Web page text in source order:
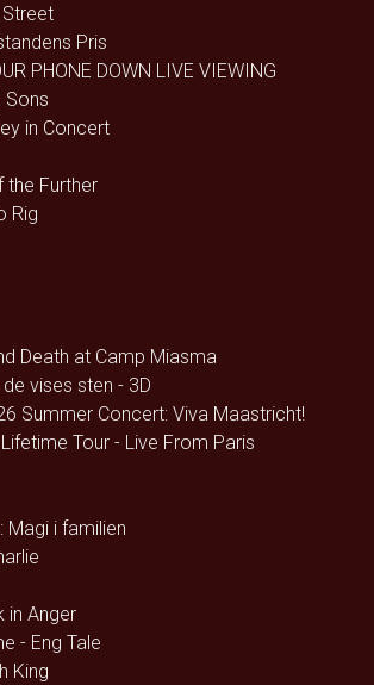
Pris
PHONE DOWN LIVE VIEWING
Sons
in Concert
the Further
Rig
Death at Camp Miasma
vises sten - 3D
Summer Concert: Viva Maastricht!
Tour - Live From Paris
Magi i familien
in Anger
- Eng Tale
King